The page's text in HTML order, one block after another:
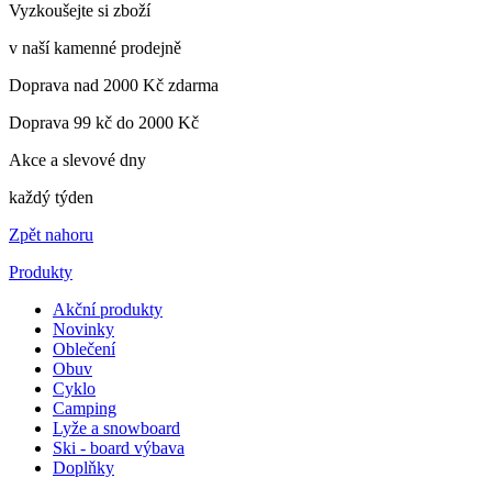
Vyzkoušejte si zboží
v naší kamenné prodejně
Doprava nad 2000 Kč zdarma
Doprava 99 kč do 2000 Kč
Akce a slevové dny
každý týden
Zpět nahoru
Produkty
Akční produkty
Novinky
Oblečení
Obuv
Cyklo
Camping
Lyže a snowboard
Ski - board výbava
Doplňky